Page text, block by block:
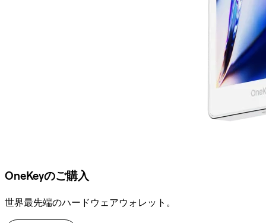
OneKeyのご購入
世界最先端のハードウェアウォレット。